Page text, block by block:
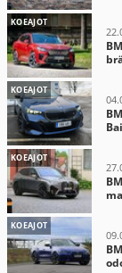
KOEAJOT
KOEAJOT
KOEAJOT
KOEAJOT